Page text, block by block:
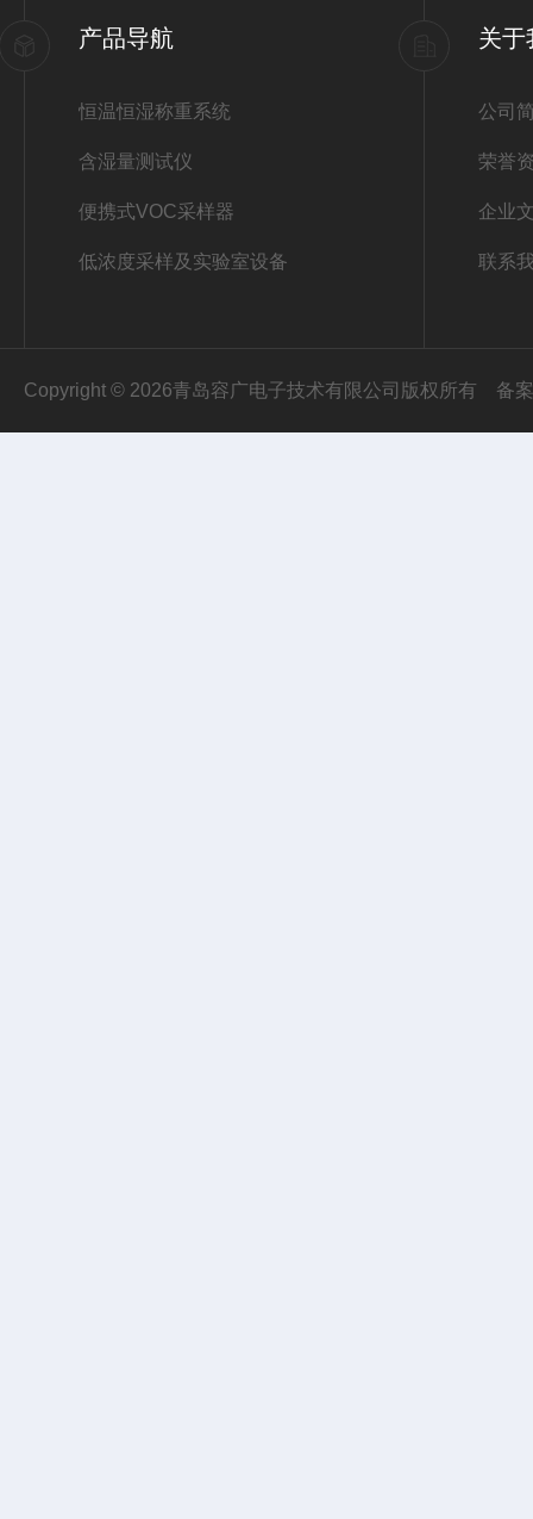
产品导航
恒温恒湿称重系统
含湿量测试仪
便携式VOC采样器
低浓度采样及实验室设备
关于
公司
荣誉
企业
联系
Copyright © 2026青岛容广电子技术有限公司版权所有 备